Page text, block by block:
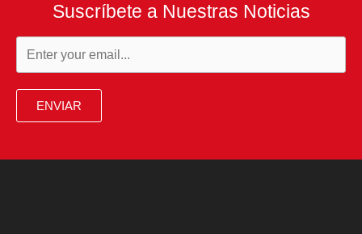
Suscríbete a Nuestras Noticias
ENVIAR